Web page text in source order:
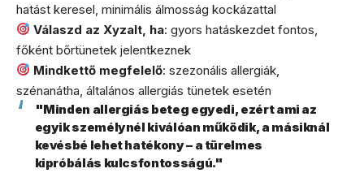
hatást keresel, minimális álmosság kockázattal
Válaszd az Xyzalt, ha: gyors hatáskezdet fontos,
főként bőrtünetek jelentkeznek
Mindkettő megfelelő: szezonális allergiák,
szénanátha, általános allergiás tünetek esetén
"Minden allergiás beteg egyedi, ezért ami az
egyik személynél kiválóan működik, a másiknál
kevésbé lehet hatékony – a türelmes
kipróbálás kulcsfontosságú."